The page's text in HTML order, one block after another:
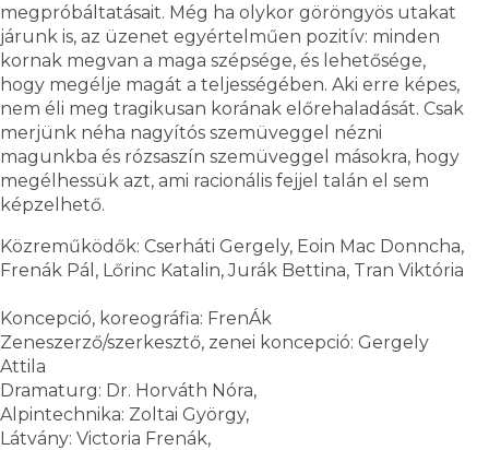
megpróbáltatásait. Még ha olykor göröngyös utakat
járunk is, az üzenet egyértelműen pozitív: minden
kornak megvan a maga szépsége, és lehetősége,
hogy megélje magát a teljességében. Aki erre képes,
nem éli meg tragikusan korának előrehaladását. Csak
merjünk néha nagyítós szemüveggel nézni
magunkba és rózsaszín szemüveggel másokra, hogy
megélhessük azt, ami racionális fejjel talán el sem
képzelhető.
Közreműködők: Cserháti Gergely, Eoin Mac Donncha,
Frenák Pál, Lőrinc Katalin, Jurák Bettina, Tran Viktória
Koncepció, koreográfia: FrenÁk
Zeneszerző/szerkesztő, zenei koncepció: Gergely
Attila
Dramaturg: Dr. Horváth Nóra,
Alpintechnika: Zoltai György,
Látvány: Victoria Frenák,